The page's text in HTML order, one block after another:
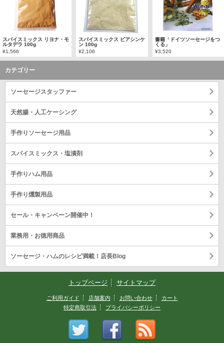
スパイスミックス リヨナ・モ
ルタデラ 100g
¥1,566
スパイスミックス ビアシンケ
ン 100g
¥2,106
書籍「ドイツソーセージをつ
くる」
¥3,520
カテゴリー
ソーセージスタッファー
天然腸・人工ケーシング
手作りソーセージ用品
スパイスミックス・塩漬剤
手作りハム用品
手作り燻製用品
セール・キャンペーン開催中！
業務用・お徳用商品
ソーセージ・ハムのレシピ満載！店長Blog
トップページ サイトマップ
ご利用ガイド 店舗案内 お問い合わせ
カート
特定商取引法
プライバシーポリシー